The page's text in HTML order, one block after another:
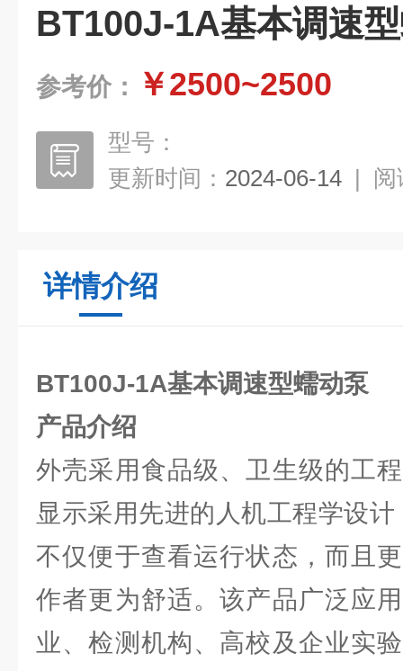
BT100J-1A基本调速
参考价： ￥2500~2500
型号：
更新时间： 2024-06-14 | 阅
详情介绍
BT100J-1A基本调速型蠕动泵
产品介绍
外壳采用食品级、卫生级的工
显示采用先进的人机工程学设
不仅便于查看运行状态，而且
作者更为舒适。该产品广泛应
业、检测机构、高校及企业实